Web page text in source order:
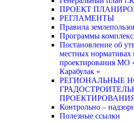
ПРОЕКТ
РЕГЛАМЕНТЫ
Правила
Программы
Постановление об
местных нормативах
проектирования МО
Карабулак «
РЕГИОНАЛЬНЫЕ
Контрольно –
Полезные ссылки